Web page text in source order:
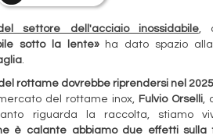
settore dell'acciaio inossidabile,
sotto la lente»
ha dato spazio
.
rottame dovrebbe riprendersi nel
del rottame inox, Fulvio Orselli,
riguarda la raccolta, stiamo
è calante abbiamo due effetti sulla